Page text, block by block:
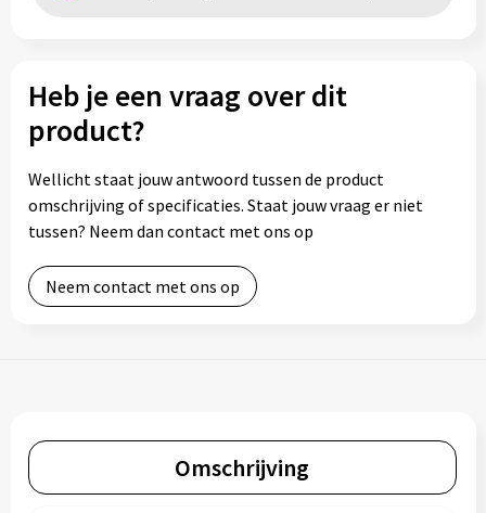
Heb je een vraag over dit
product?
Wellicht staat jouw antwoord tussen de product
omschrijving of specificaties. Staat jouw vraag er niet
tussen? Neem dan contact met ons op
Neem contact met ons op
Omschrijving